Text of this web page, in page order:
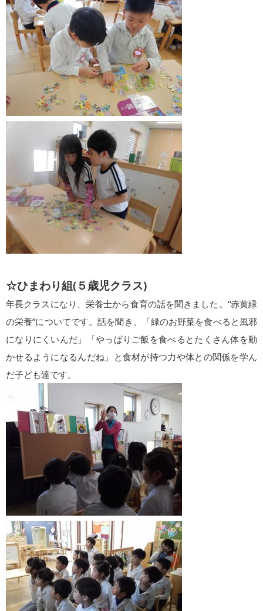
☆ひまわり組(５歳児クラス)
年長クラスになり、栄養士から食育の話を聞きました。“赤黄緑
の栄養”についてです。話を聞き、「緑のお野菜を食べると風邪
になりにくいんだ」「やっぱりご飯を食べるとたくさん体を動
かせるようになるんだね」と食材が持つ力や体との関係を学ん
だ子ども達です。